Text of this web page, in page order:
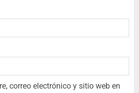
correo electrónico y sitio web en